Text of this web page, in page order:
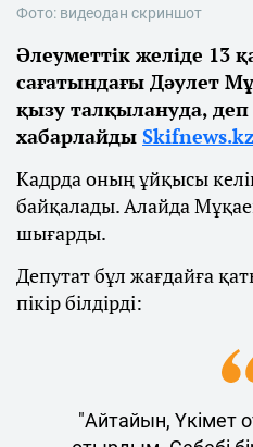
Фото: видеодан скриншот
Әлеуметтік желіде 13
сағатындағы Дәулет
қызу талқылануда, деп
хабарлайды Skifnews.kz
Кадрда оның ұйқысы
байқалады. Алайда
шығарды.
Депутат бұл жағдайға
пікір білдірді:
"Айтайын, Үкімет